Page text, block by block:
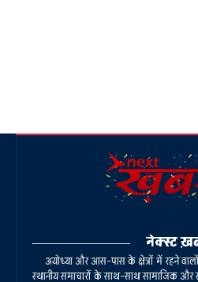
नेक्स्ट
अयोध्या और आस-पास के क्षेत्रों में रहने
स्थानीय समाचारों के साथ-साथ सामाजिक और